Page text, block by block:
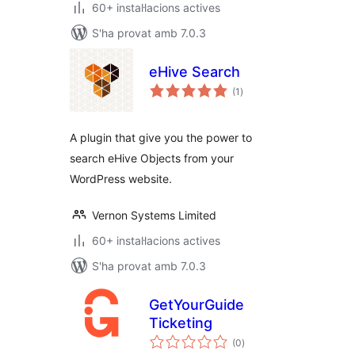
60+ instal·lacions actives
S'ha provat amb 7.0.3
eHive Search
(1 puntuacions
totals
)
A plugin that give you the power to
search eHive Objects from your
WordPress website.
Vernon Systems Limited
60+ instal·lacions actives
S'ha provat amb 7.0.3
GetYourGuide
Ticketing
(0puntuacions
totals
)